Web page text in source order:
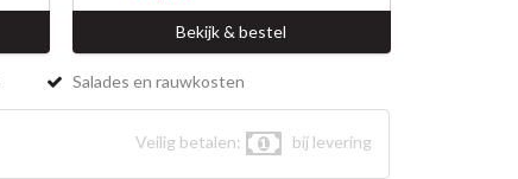
Bekijk & bestel
Salades en rauwkosten
Veilig betalen: bij levering